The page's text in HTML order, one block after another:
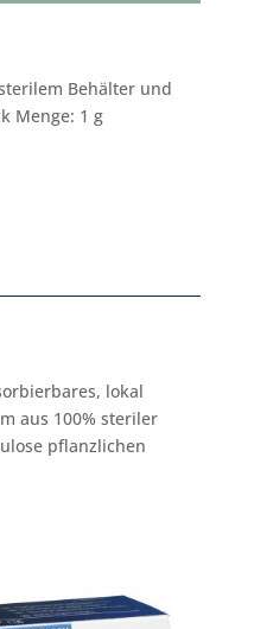
Behälter und
Menge: 1 g
lokal
aus 100% steriler
pflanzlichen